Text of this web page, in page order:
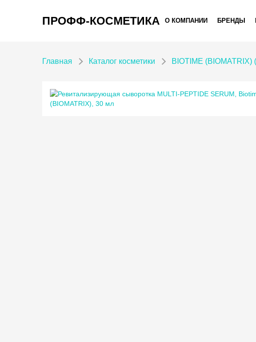
ПРОФФ-КОСМЕТИКА О КОМПАНИИ БРЕНДЫ
Главная Каталог косметики BIOTIME (BIOMATRIX)